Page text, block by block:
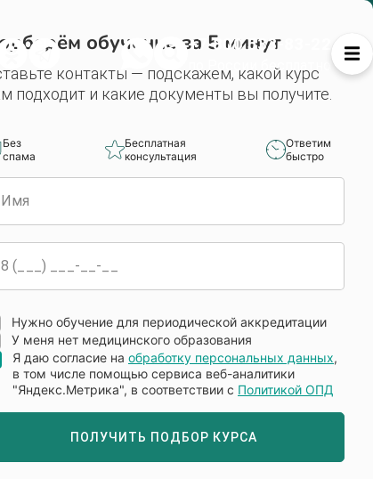
+7 800 533-83-22
по России бесплатно
обучение за 5 минут
контакты — подскажем, какой курс
подходит и какие документы вы получите.
Без
спама
Бесплатная
консультация
Ответим
быстро
Нужно обучение для периодической аккредитации
У меня нет медицинского образования
Я даю согласие на обработку персональных данных,
в том числе помощью сервиса веб-аналитики
"Яндекс.Метрика", в соответствии с Политикой ОПД
ПОЛУЧИТЬ ПОДБОР КУРСА